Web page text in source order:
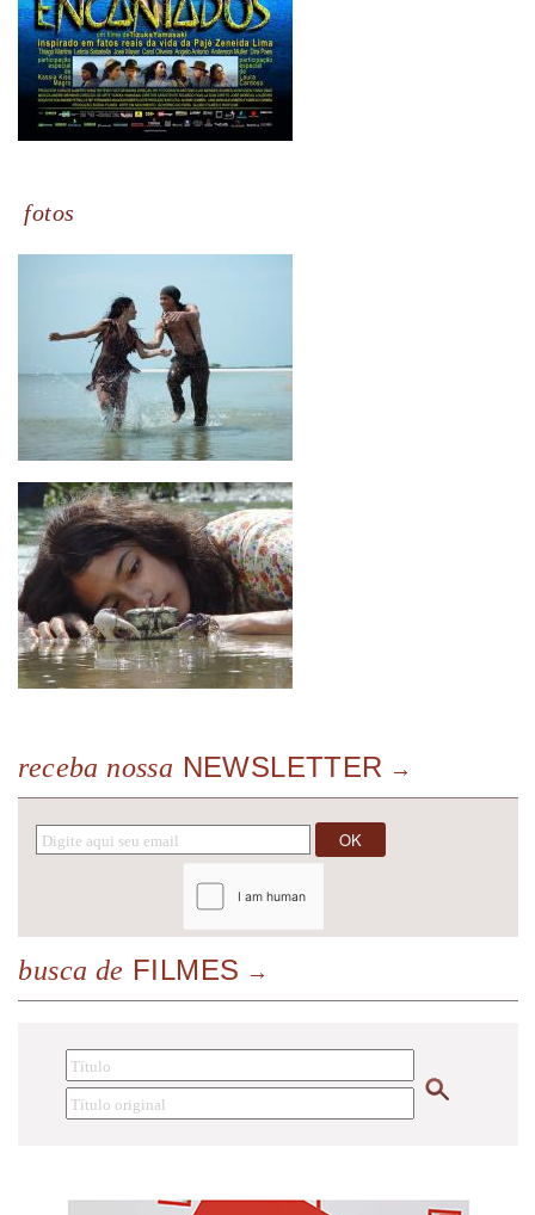
fotos
receba nossa NEWSLETTER
busca de FILMES